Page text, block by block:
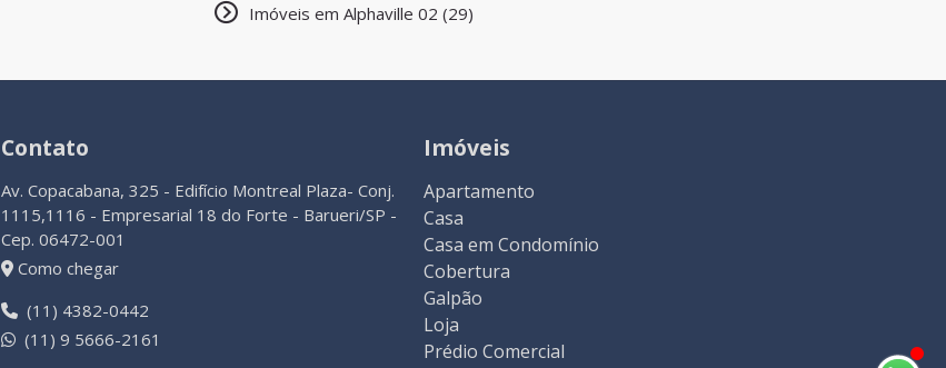
Imóveis em Alphaville 02 (29)
Contato
Av. Copacabana, 325 - Edifício Montreal Plaza- Conj.
1115,1116 - Empresarial 18 do Forte - Barueri/SP -
Cep. 06472-001
Como chegar
(11) 4382-0442
(11) 9 5666-2161
Imóveis
Apartamento
Casa
Casa em Condomínio
Cobertura
Galpão
Loja
Prédio Comercial